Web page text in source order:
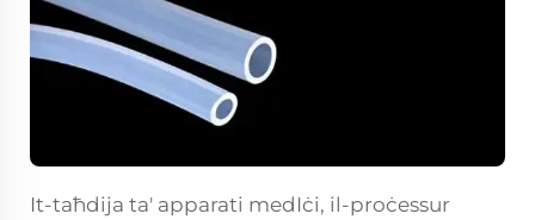
It-taħdija ta' apparati medIċi, il-proċessur